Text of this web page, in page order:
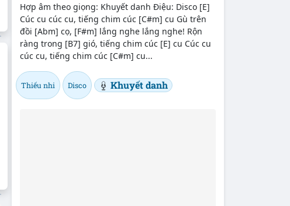
Hợp âm theo giọng: Khuyết danh Điệu: Disco [E]
Cúc cu cúc cu, tiếng chim cúc [C#m] cu Gù trên
đồi [Abm] cọ, [F#m] lắng nghe lắng nghe! Rộn
ràng trong [B7] gió, tiếng chim cúc [E] cu Cúc cu
cúc cu, tiếng chim cúc [C#m] cu...
Thiếu nhi Disco Khuyết danh